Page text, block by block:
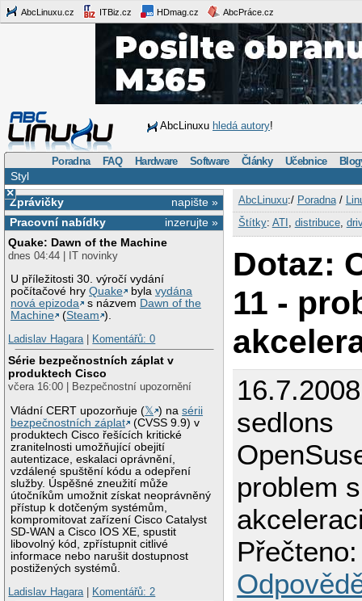
AbcLinuxu.cz ITBiz.cz HDmag.cz AbcPráce.cz
AbcLinuxu hledá autory!
Poradna FAQ Hardware Software Články Učebnice
Styl
×
napište »
Zprávičky
inzerujte »
Pracovní nabídky
Quake: Dawn of the Machine
dnes 04:44 | IT novinky
U příležitosti 30. výročí vydání
počítačové hryQuake bylavydána
nová epizoda
s názvem Dawn of the
Machine
(Steam ).
Ladislav Hagara| Komentářů: 0
Série bezpečnostních záplat v
produktech Cisco
včera 16:00 | Bezpečnostní upozornění
Vládní CERT upozorňuje (𝕏 ) nasérii
bezpečnostních záplat
(CVSS 9.9) v
produktech Cisco řešících kritické
zranitelnosti umožňující obejití
autentizace, eskalaci oprávnění,
vzdálené spuštění kódu a odepření
služby. Úspěšné zneužití může
útočníkům umožnit získat neoprávněný
přístup k dotčeným systémům,
kompromitovat zařízení Cisco Catalyst
SD-WAN a Cisco IOS XE, spustit
libovolný kód, zpřístupnit citlivé
informace nebo narušit dostupnost
postižených systémů.
Ladislav Hagara| Komentářů: 2
AbcLinuxu:/ Poradna/
Štítky: ATI distribuce,
Dotaz:
11 -
sedlons
problem